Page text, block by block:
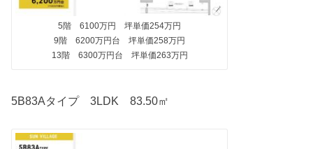
5階 6100万円 坪単価254万円
9階 6200万円台 坪単価258万円
13階 6300万円台 坪単価263万円
5B83Aタイプ 3LDK 83.50㎡